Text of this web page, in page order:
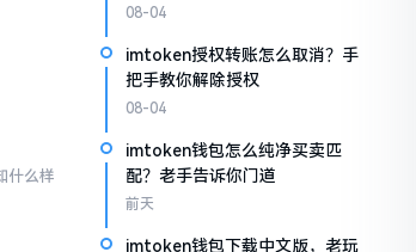
什么样
08-04
imtoken授权转账怎么取消？手
把手教你解除授权
08-04
imtoken钱包怎么纯净买卖匹
配？老手告诉你门道
前天
imtoken钱包下载中文版，老玩